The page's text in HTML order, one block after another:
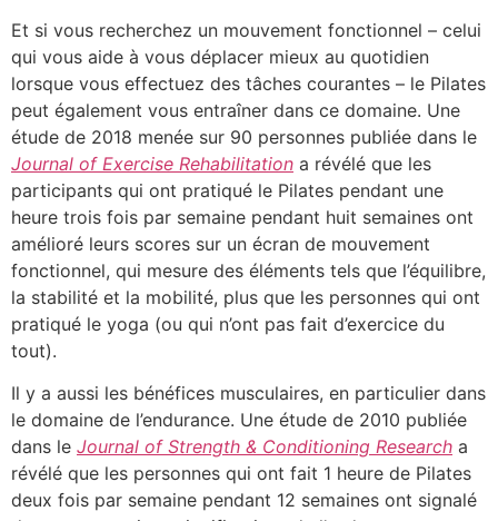
Et si vous recherchez un mouvement fonctionnel – celui
qui vous aide à vous déplacer mieux au quotidien
lorsque vous effectuez des tâches courantes – le Pilates
peut également vous entraîner dans ce domaine. Une
étude de 2018 menée sur 90 personnes publiée dans le
Journal of Exercise Rehabilitation a révélé que les
participants qui ont pratiqué le Pilates pendant une
heure trois fois par semaine pendant huit semaines ont
amélioré leurs scores sur un écran de mouvement
fonctionnel, qui mesure des éléments tels que l’équilibre,
la stabilité et la mobilité, plus que les personnes qui ont
pratiqué le yoga (ou qui n’ont pas fait d’exercice du
tout).
Il y a aussi les bénéfices musculaires, en particulier dans
le domaine de l’endurance. Une étude de 2010 publiée
dans le Journal of Strength & Conditioning Research a
révélé que les personnes qui ont fait 1 heure de Pilates
deux fois par semaine pendant 12 semaines ont signalé